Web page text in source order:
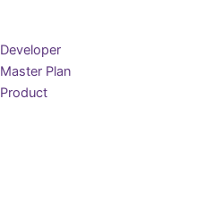
Developer
Master Plan
Product